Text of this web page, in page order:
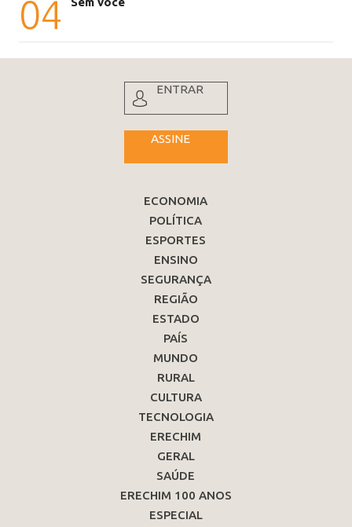
04
ENTRAR
ASSINE
ECONOMIA
POLÍTICA
ESPORTES
ENSINO
SEGURANÇA
REGIÃO
ESTADO
PAÍS
MUNDO
RURAL
CULTURA
TECNOLOGIA
ERECHIM
GERAL
SAÚDE
ERECHIM 100 ANOS
ESPECIAL